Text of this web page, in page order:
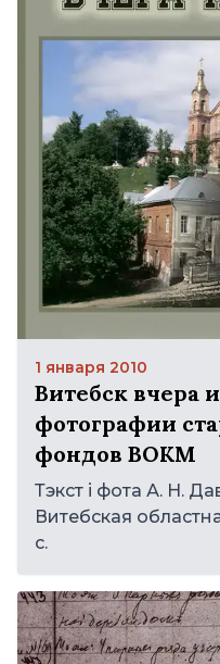
1 января 2010
Витебск вчера
фотографии
фондов ВОКМ
Тэкст і фота А. Н.
Витебская
с.